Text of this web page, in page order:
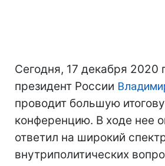
Сегодня, 17 декабря 2020
президент России
проводит большую
конференцию. В ходе нее
ответил на широкий
внутриполитических